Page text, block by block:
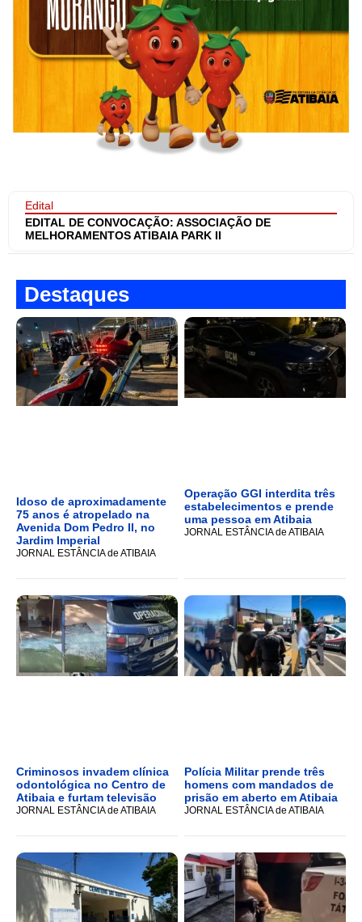
Edital
EDITAL DE CONVOCAÇÃO: ASSOCIAÇÃO DE
MELHORAMENTOS ATIBAIA PARK II
Destaques
Idoso de aproximadamente
75 anos é atropelado na
Avenida Dom Pedro II, no
Jardim Imperial
JORNAL ESTÂNCIA de ATIBAIA
Operação GGI interdita três
estabelecimentos e prende
uma pessoa em Atibaia
JORNAL ESTÂNCIA de ATIBAIA
Criminosos invadem clínica
odontológica no Centro de
Atibaia e furtam televisão
JORNAL ESTÂNCIA de ATIBAIA
Polícia Militar prende três
homens com mandados de
prisão em aberto em Atibaia
JORNAL ESTÂNCIA de ATIBAIA